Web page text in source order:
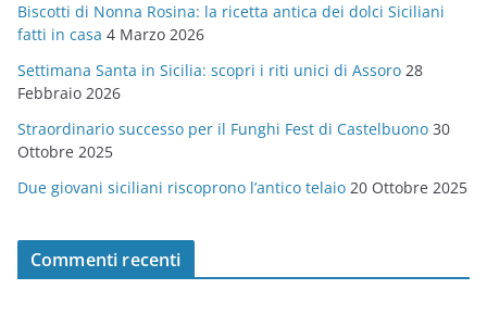
i
e
Biscotti di Nonna Rosina: la ricetta antica dei dolci Siciliani
fatti in casa 4 Marzo 2026
Settimana Santa in Sicilia: scopri i riti unici di Assoro 28
Febbraio 2026
Straordinario successo per il Funghi Fest di Castelbuono 30
Ottobre 2025
Due giovani siciliani riscoprono l’antico telaio 20 Ottobre 2025
Commenti recenti